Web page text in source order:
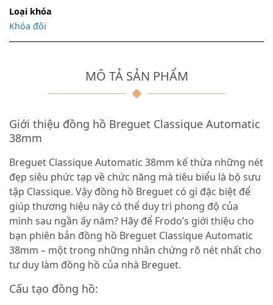
MÔ TẢ SẢN PHẨM
Giới thiệu đồng hồ Breguet Classique Automatic
38mm
Breguet Classique Automatic 38mm kế thừa những nét
đẹp siêu phức tạp về chức năng mà tiêu biểu là bộ sưu
tập Classique. Vậy đồng hồ Breguet có gì đặc biệt để
giúp thương hiệu này có thể duy trì phong độ của
mình sau ngần ấy năm? Hãy để Frodo’s giới thiệu cho
bạn phiên bản đồng hồ Breguet Classique Automatic
38mm – một trong những nhân chứng rõ nét nhất cho
tư duy làm đồng hồ của nhà Breguet.
Cấu tạo đồng hồ:
Loại khóa
Khóa đôi